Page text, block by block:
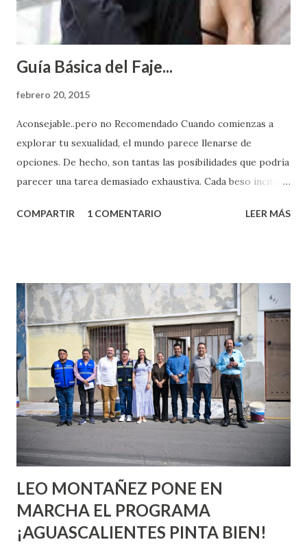
Guía Básica del Faje...
febrero 20, 2015
Aconsejable..pero no Recomendado Cuando comienzas a
explorar tu sexualidad, el mundo parece llenarse de
opciones. De hecho, son tantas las posibilidades que podría
parecer una tarea demasiado exhaustiva. Cada beso incita
partes de ti que jamás hubieras imaginado. El problema es
conoces ni la mitad de lo que deberías saber. Pero incluso
quienes ya han tenido relaciones sexuales no son expertos
o expertas en el tema. Siempre hay algo nuevo que
aprender y nuevas experiencias que conocer. Si eres una
chica y aún no has tenido relaciones sexuales, tal vez
pienses que el sexo será increíble y no puedas esperar para
experimentarlo, pero como cualquier persona con
experiencia te dirá, siempre es mejor cuando ambas partes
son suficientemen...
COMPARTIR 1 COMENTARIO LEER MÁS
LEO MONTAÑEZ PONE EN
MARCHA EL PROGRAMA
¡AGUASCALIENTES PINTA BIEN!